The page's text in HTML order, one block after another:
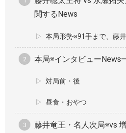
関するNews
本局形勢※91手まで、藤
本局※インタビューNews
対局前・後
昼食・おやつ
藤井竜王・名人次局※vs